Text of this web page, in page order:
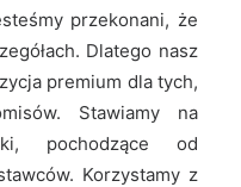
przekonani, że
Dlatego nasz
premium dla tych,
Stawiamy na
pochodzące od
Korzystamy z